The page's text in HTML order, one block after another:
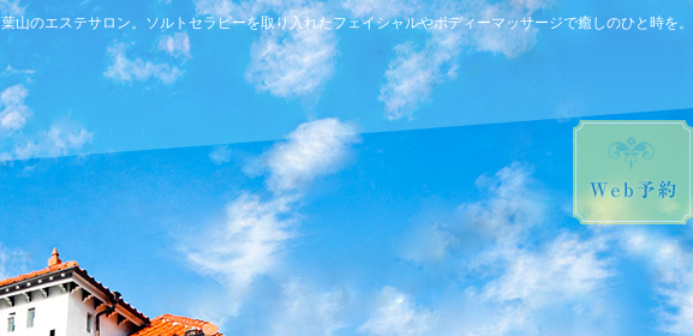
葉山のエステサロン。ソルトセラピーを取り入れたフェイシャルやボディーマッサージで癒しのひと時を。